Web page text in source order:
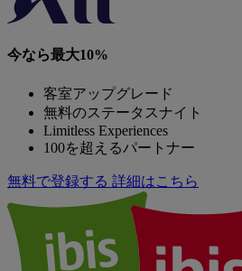
今なら最大10%
客室アップグレード
無料のステータスナイト
Limitless Experiences
100を超えるパートナー
無料で登録する 詳細はこちら